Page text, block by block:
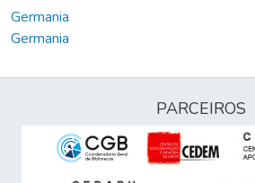
Germania
Germania
PARCEIROS